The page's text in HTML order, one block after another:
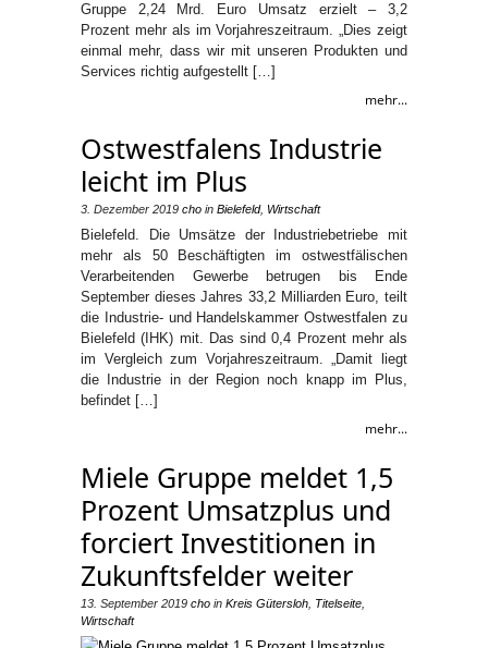
Gruppe 2,24 Mrd. Euro Umsatz erzielt – 3,2
Prozent mehr als im Vorjahreszeitraum. „Dies zeigt
einmal mehr, dass wir mit unseren Produkten und
Services richtig aufgestellt […]
mehr...
Ostwestfalens Industrie
leicht im Plus
3. Dezember 2019 cho in Bielefeld, Wirtschaft
Bielefeld. Die Umsätze der Industriebetriebe mit
mehr als 50 Beschäftigten im ostwestfälischen
Verarbeitenden Gewerbe betrugen bis Ende
September dieses Jahres 33,2 Milliarden Euro, teilt
die Industrie- und Handelskammer Ostwestfalen zu
Bielefeld (IHK) mit. Das sind 0,4 Prozent mehr als
im Vergleich zum Vorjahreszeitraum. „Damit liegt
die Industrie in der Region noch knapp im Plus,
befindet […]
mehr...
Miele Gruppe meldet 1,5
Prozent Umsatzplus und
forciert Investitionen in
Zukunftsfelder weiter
13. September 2019 cho in Kreis Gütersloh Titelseite
Wirtschaft